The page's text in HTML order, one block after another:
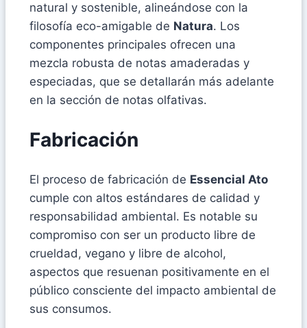
natural y sostenible, alineándose con la
filosofía eco-amigable de Natura. Los
componentes principales ofrecen una
mezcla robusta de notas amaderadas y
especiadas, que se detallarán más adelante
en la sección de notas olfativas.
Fabricación
El proceso de fabricación de Essencial Ato
cumple con altos estándares de calidad y
responsabilidad ambiental. Es notable su
compromiso con ser un producto libre de
crueldad, vegano y libre de alcohol,
aspectos que resuenan positivamente en el
público consciente del impacto ambiental de
sus consumos.